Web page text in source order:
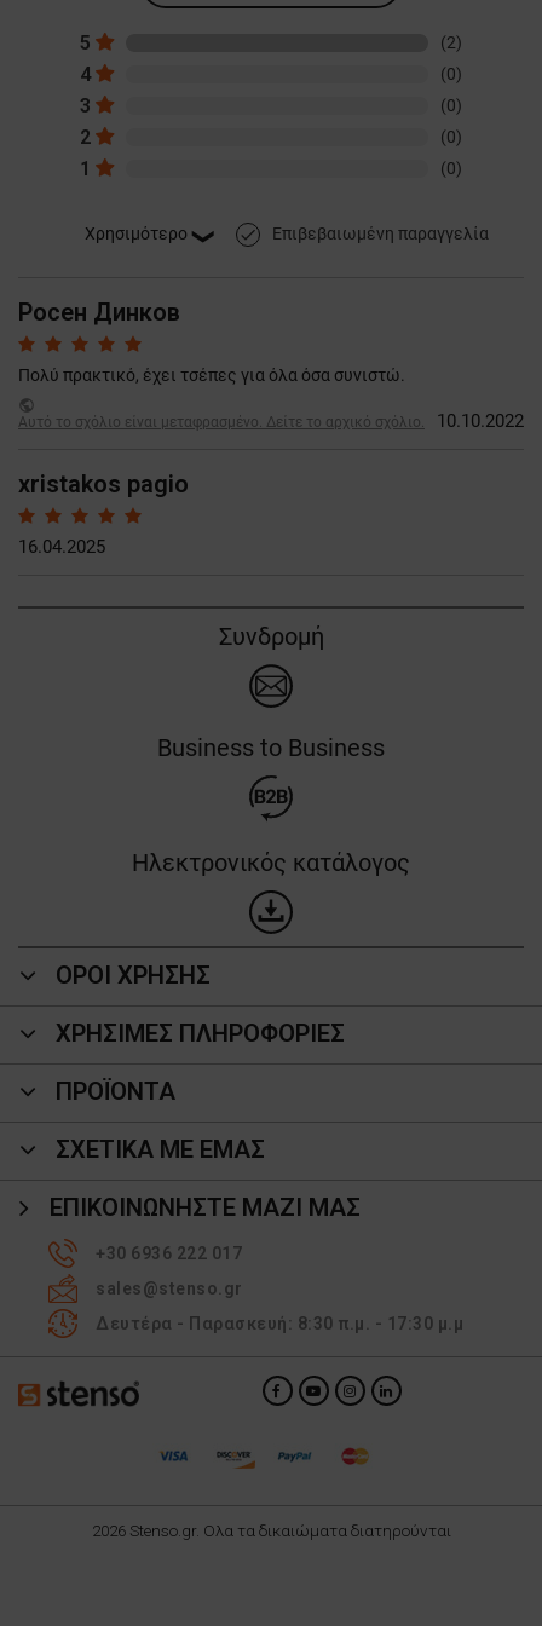
5 (2)
4 (0)
3 (0)
2 (0)
1 (0)
done Επιβεβαιωμένη παραγγελία
Росен Динков
Πολύ πρακτικό, έχει τσέπες για όλα όσα συνιστώ.
public
Αυτό το σχόλιο είναι μεταφρασμένο. Δείτε το αρχικό σχόλιο.
10.10.2022
xristakos pagio
16.04.2025
Συνδρομή
Business to Business
Ηλεκτρονικός κατάλογος
ΟΡΟΙ ΧΡΗΣΗΣ
ΧΡΗΣΙΜΕΣ ΠΛΗΡΟΦΟΡΙΕΣ
ΠΡΟΪΌΝΤΑ
ΣΧΕΤΙΚΑ ΜΕ ΕΜΑΣ
ΕΠΙΚΟΙΝΩΝΉΣΤΕ ΜΑΖΊ ΜΑΣ
+30 6936 222 017
sales@stenso.gr
Δευτέρα - Παρασκευή: 8:30 π.μ. - 17:30 μ.μ
2026 Stenso.gr. Ολα τα δικαιώματα διατηρούνται